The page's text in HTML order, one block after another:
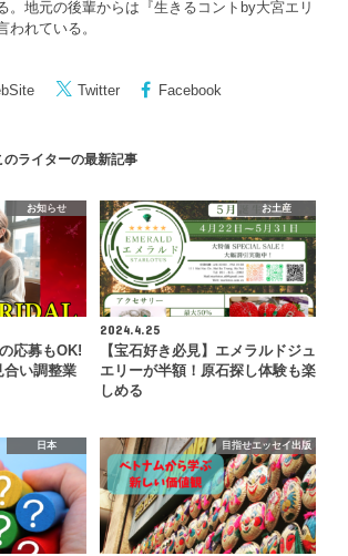
。地元の後輩からは『生きるコントby大宮エリ
われている。
Twitter Facebook
のライターの最新記事
お知らせ
応募もOK!
合い調整業
お土産
2024.4.25
【宝石好き必見】エメラルドジュ
エリーが半額！原石探し体験も楽
しめる
日本 目指せエッセイ出版